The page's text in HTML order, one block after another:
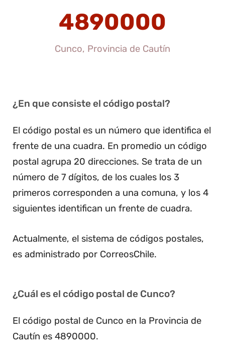
4890000
Cunco, Provincia de Cautín
¿En que consiste el código postal?
El código postal es un número que identifica el
frente de una cuadra. En promedio un código
postal agrupa 20 direcciones. Se trata de un
número de 7 dígitos, de los cuales los 3
primeros corresponden a una comuna, y los 4
siguientes identifican un frente de cuadra.
Actualmente, el sistema de códigos postales,
es administrado por CorreosChile.
¿Cuál es el código postal de Cunco?
El código postal de Cunco en la Provincia de
Cautín es 4890000.